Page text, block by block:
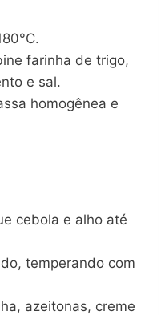
farinha de trigo,
e sal.
homogênea e
cebola e alho até
temperando com
azeitonas, creme